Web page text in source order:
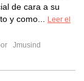
de cara a su
y como...
Leer el
Jmusind